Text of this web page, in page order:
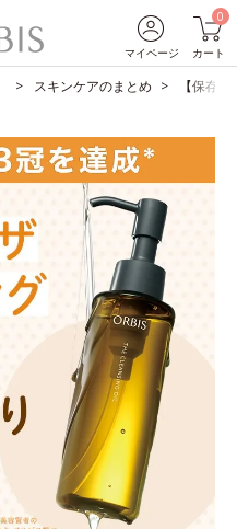
マイページ
0
カート
スキンケアのまとめ 【保存